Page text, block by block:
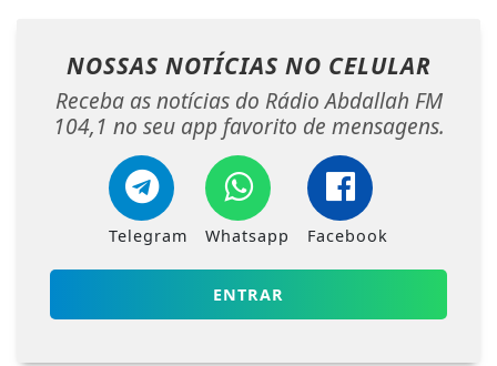
NOSSAS NOTÍCIAS NO CELULAR
Receba as notícias do Rádio Abdallah FM
104,1 no seu app favorito de mensagens.
Telegram Whatsapp Facebook
ENTRAR